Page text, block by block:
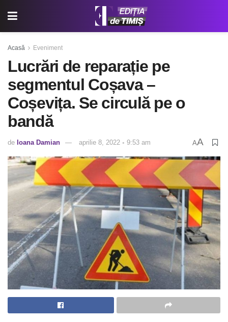
Acasă Eveniment
Lucrări de reparație pe
segmentul Coșava –
Coșevița. Se circulă pe o
bandă
de Ioana Damian aprilie 8, 2022 ◦ 9:53 am AA